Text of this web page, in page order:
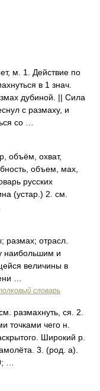
м. 1. Действие по
в 1 знач.
дубиной. || Сила
с размаху, и
со …
объём, охват,
объем, мах,
русских
(устар.) 2. см.
отрасл.
наибольшим и
величины в
…
словарь
размахнуть, ся. 2.
точками чего н.
Широкий р.
3. (род. а).
…